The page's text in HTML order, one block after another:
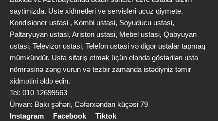
ixtisaslaşırlar. Bəzi hallarda ustalar evə gələrək yerində xidmət
göstərirlər ki, bu da müştərilərə rahatlıq yaradır. Onlar texniki
nasazlıqların səbəbini dəqiq müəyyən edir və qənaətcil həll yolları
təklif edirlər. Peşəkar televizor ustası cihazın təhlükəsiz və
uzunömürlü işləməsini təmin edir. Bu sahədə təcrübə, düzgün
diaqnoz və keyfiyyətli ehtiyat hissələri uğurlu təmirin əsas
şərtləridir.
Ən çox qarşılaşılan televizor problemləri
Televizor ustalarının qarşılaşdıqları problemlər bir neçə əsas
kateqoriyaya bölünür. Əsas səbəblər texniki komponent
saytimizda. Uste xidmetleri ve servisleri ucuz qiymete.
Kondisioner ustasi , Kombi ustasi, Soyuducu ustasi,
Paltaryuyan ustasi, Ariston ustasi, Mebel ustasi, Qabyuyan
ustasi, Televizor ustasi, Telefon ustasi və digər ustalar tapmaq
mümkündür. Usta sifariş etmək üçün elanda göstərilən usta
nömrəsinə zəng vurun və tezbir zamanda istədiyniz təmir
xidmətini əldə edin.
Tel: 010 12699563
Ünvan: Bakı şəhəri, Cəfərxəndan küçəsi 79
Instagram
Facebook Tiktok